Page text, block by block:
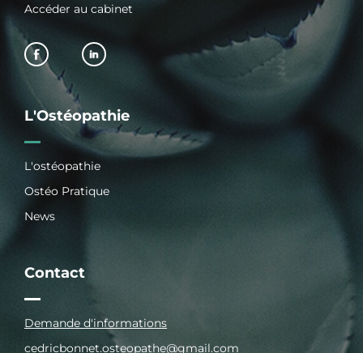
Accéder au cabinet
L'Ostéopathie
L'ostéopathie
Ostéo Pratique
News
Contact
Demande d'informations
cedricbonnet.osteopathe@gmail.com